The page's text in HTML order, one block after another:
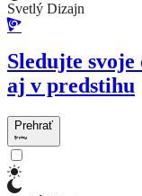
Svetlý Dizajn
Sledujte
aj v predstihu
Prehrať